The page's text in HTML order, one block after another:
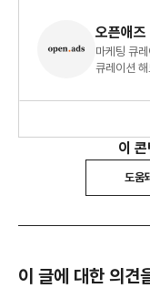
오픈애즈
마케팅 큐
큐레이션
이
도움
이 글에 대한 의견